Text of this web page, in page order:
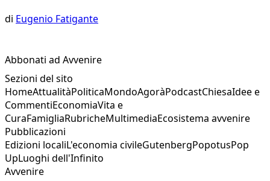
di Eugenio Fatigante
Abbonati ad Avvenire
Sezioni del sito
HomeAttualitàPoliticaMondoAgoràPodcastChiesaIdee e
CommentiEconomiaVita e
CuraFamigliaRubricheMultimediaEcosistema avvenire
Pubblicazioni
Edizioni localiL'economia civileGutenbergPopotusPop
UpLuoghi dell'Infinito
Avvenire